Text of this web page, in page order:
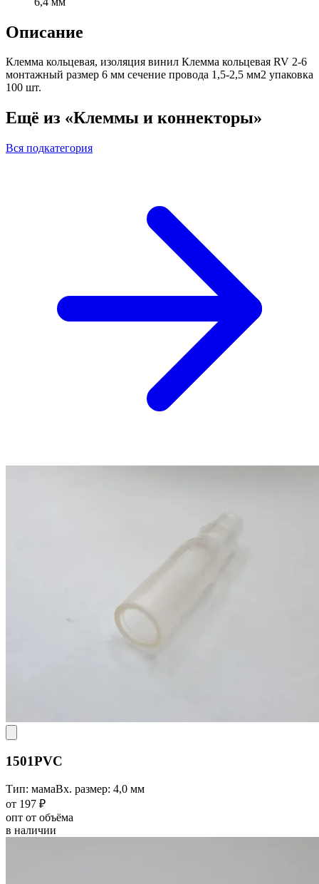
Описание
Клемма кольцевая, изоляция винил Клемма кольцевая RV 2-6
монтажный размер 6 мм сечение провода 1,5-2,5 мм2 упаковка
100 шт.
Ещё из «Клеммы и коннекторы»
Вся подкатегория
1501PVC
Тип: мамаВх. размер: 4,0 мм
от 197 ₽
опт от объёма
в наличии